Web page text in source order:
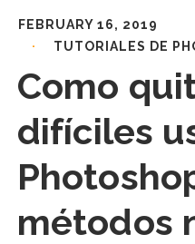
FEBRUARY 16, 2019
TUTORIALES DE
Como
difíciles
métodos